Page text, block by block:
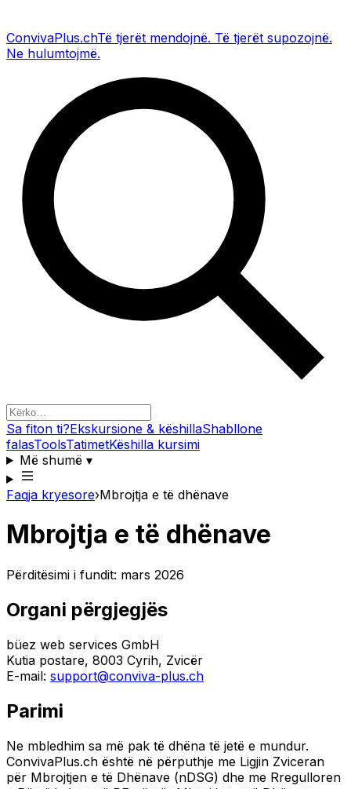
ConvivaPlus.chTë tjerët mendojnë. Të tjerët supozojnë.
Ne hulumtojmë.
Sa fiton ti?Ekskursione & këshillaShabllone
falasToolsTatimetKëshilla kursimi
Më shumë▾
Faqja kryesore›Mbrojtja e të dhënave
Mbrojtja e të dhënave
Përditësimi i fundit: mars 2026
Organi përgjegjës
büez web services GmbH
Kutia postare, 8003 Cyrih, Zvicër
E-mail: support@conviva-plus.ch
Parimi
Ne mbledhim sa më pak të dhëna të jetë e mundur.
ConvivaPlus.ch është në përputhje me Ligjin Zviceran
për Mbrojtjen e të Dhënave (nDSG) dhe me Rregulloren